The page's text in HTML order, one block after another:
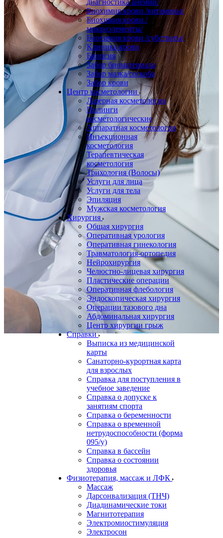
диагностика анемии/
Биохимия крови /витамины/
Биохимия крови /
микроэлементы/
Биохимия крови /субстраты/
Клиника крови
Биопсия
Забор биоматериала
Забор мазка/соскоба
Забор крови
Центр косметологии
Лазерная косметология
Пилинги
косметологические
Аппаратная косметология
Инъекционная
косметология
Терапевтическая
косметология
Трихология (Волосы)
Услуги для лица
Услуги для тела
Эпиляция
Мужская косметология
Хирургия
Общая хирургия
Оперативная урология
Оперативная гинекология
Травматология-ортопедия
Нейрохирургия
Челюстно-лицевая хирургия
Пластические операции
Оперативная флебология
Эндоскопическая хирургия
Операции тазового дна
Абдоминальная хирургия
Центр хирургии грыж
Справки
Выписка из медицинской
карты
Санаторно-курортная карта
для взрослых
Справка для поступления в
учебное заведение
Справка о допуске к
занятиям спорта
Справка о беременности
Справка о временной
нетрудоспособности (форма
095/у)
Справка в бассейн
Справка о состоянии
здоровья
Физиотерапия, массаж и ЛФК
Массаж
Дарсонвализация (ТНЧ)
Диадинамические токи
Магнитотерапия
Электромиостимуляция
Электросон